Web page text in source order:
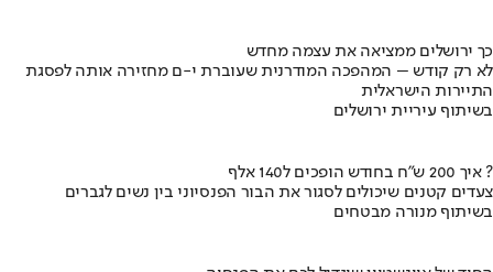
כך ירושלים ממציאה את עצמה מחדש
לא רק קודש – המהפכה המודרנית שעוברת י-ם מחזירה אותה לפסגת
התיירות הישראלית
בשיתוף עיריית ירושלים
איך 200 ש"ח בחודש הופכים ל140 אלף ?
צעדים קטנים שיכולים לסגור את הבור הפנסיוני בין נשים לגברים
בשיתוף מנורה מבטחים